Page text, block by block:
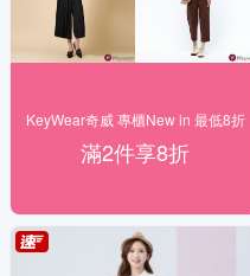
KeyWear奇威 專櫃New in 最低8折
滿2件享8折